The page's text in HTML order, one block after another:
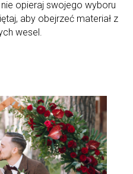
opieraj swojego wyboru
aby obejrzeć materiał z
wesel.